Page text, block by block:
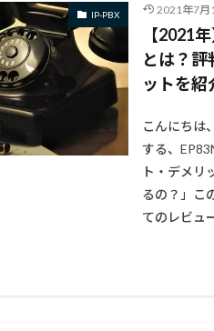
IP-PBX 2021年7月
【2021
とは？評
ットを紹
こんにちは
する、
ト・デメリ
るの？」こ
てのレビュ